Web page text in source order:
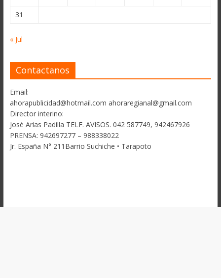
31
« Jul
Contactanos
Email:
ahorapublicidad@hotmail.com ahoraregianal@gmail.com
Director interino:
José Arias Padilla TELF. AVISOS. 042 587749, 942467926
PRENSA: 942697277 – 988338022
Jr. España N° 211Barrio Suchiche • Tarapoto